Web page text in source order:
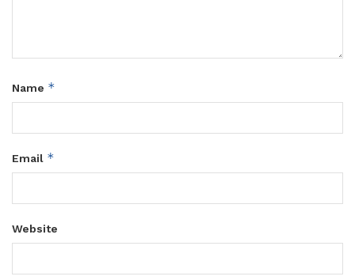
Name *
Email *
Website